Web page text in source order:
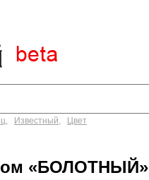
, Известный, Цвет
«БОЛОТНЫЙ»